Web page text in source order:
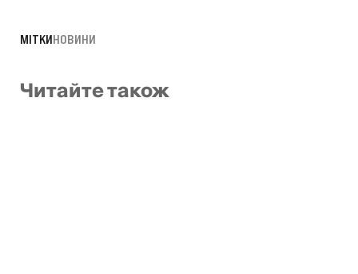
МІТКИНОВИНИ
Читайте також